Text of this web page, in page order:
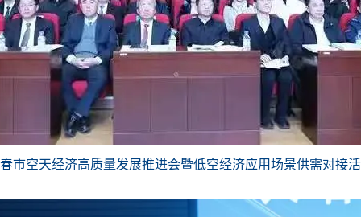
市空天经济高质量发展推进会暨低空经济应用场景供需对接